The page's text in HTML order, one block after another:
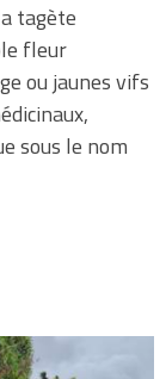
tagète
fleur
ou jaunes vifs
sous le nom